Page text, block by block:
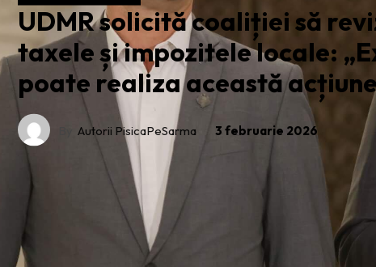
UDMR solicită coaliției să
taxele și impozitele locale:
poate realiza această
Autorii PisicaPeSarma 3 februarie 2026